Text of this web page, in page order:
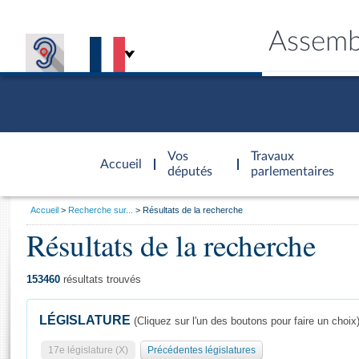
Accueil
d'accueil
Vos
députés
Travaux
parlementaires
Général
Vous
Accueil Recherche sur... Résultats de la recherche
Résultats de la recherche
153460 résultats trouvés
LÉGISLATURE (Cliquez sur l'un des boutons pour faire un choix)
17e législature (X) Précédentes législatures